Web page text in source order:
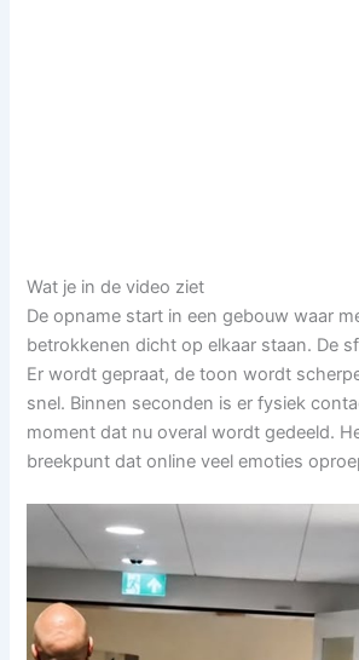
Wat je in de video ziet
De opname start in een gebouw waar
betrokkenen dicht op elkaar staan. De
Er wordt gepraat, de toon wordt
snel. Binnen seconden is er fysiek
moment dat nu overal wordt gedeeld.
breekpunt dat online veel emoties